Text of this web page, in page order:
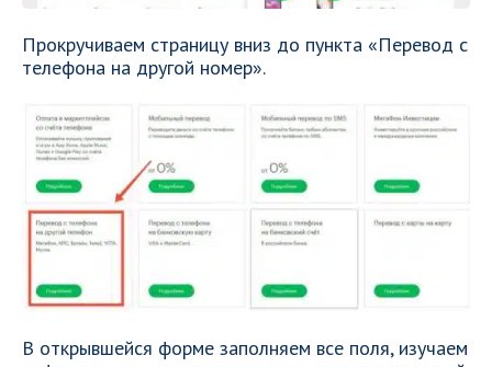
Прокручиваем страницу вниз до пункта «Перевод с
телефона на другой номер».
В открывшейся форме заполняем все поля, изучаем